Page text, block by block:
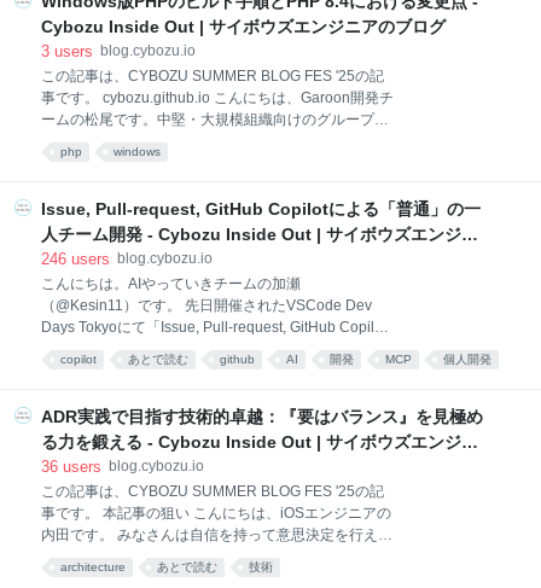
れまで人間で
Git リポジトリに保存されたマニフェストファイルと
Kubernetes クラスタの実際の状態を継続的に同期し、
宣言的な設定管理を実現します。 私達にとって Argo
CD は非常に重要なツールですが、そのシンプルさゆ
えに、チュートリアルから本番運用までのギャップが
大きいように感じています。 実際のサービスをデプロ
環境(dev, staging, prod)への対応など、考えなければ
Cybozu Inside Out | サイボウズエンジニアのブログ
3 users blog.cybozu.io
この記事は、CYBOZU SUMMER BLOG FES '25の記
事です。 cybozu.github.io こんにちは、Garoon開発チ
ームの松尾です。中堅・大規模組織向けのグループウ
発されていて、Windows Server向けのパッケージ版も
PHPerKaigi 2025におけるセッション内容をベース
に、製品の開発を通じて得られた知見や情報を付け加
えながら、Windows版PHPのビルド手順および最新情
も動作するPHP PHPはさまざまなプラットフォームで
動作しますが、各種GNU/Linuxディストリビューショ
ンやmacOSだけでなく、Microsoft Windowsでも動作
します。企業内の業務システムでは、
php windows
Issue, Pull-request, GitHub Copilotによる「普通」の一
人チーム開発 - Cybozu Inside Out | サイボウズエンジニ
アのブログ
246 users blog.cybozu.io
こんにちは。AIやっていきチームの加瀬
（@Kesin11）です。 先日開催されたVSCode Dev
Days Tokyoにて「Issue, Pull-request, GitHub Copilot
による『普通』の一人チーム開発」というタイトルで
発表させて頂きました。 vscode.connpass.com この
タスク分解、実装、コードレビュー、という開発プロ
セスを使い慣れたGitHubで行う方法を紹介しました。
現地の発表ではスライドをほとんど用意せず、最初か
発勝負スタイルでしたので、発表スライドの代わりに
デモの台本をこちらで紹介することにしました。 当日
のデモでは時間の都合上、かなりの駆け足でしたし、
実は泣く泣く省略した内容もたくさんありました。そ
copilot あとで読む github AI 開発 MCP 個人開発
ADR実践で目指す技術的卓越：『要はバランス』を見極め
る力を鍛える - Cybozu Inside Out | サイボウズエンジニ
アのブログ
36 users blog.cybozu.io
この記事は、CYBOZU SUMMER BLOG FES '25の記
事です。 本記事の狙い こんにちは、iOSエンジニアの
内田です。 みなさんは自信を持って意思決定を行えて
いますか？ 「なぜこの決定をしたのか、あとからわか
らない」 「チームメンバーに意思決定を説明しても、
architecture あとで読む 技術